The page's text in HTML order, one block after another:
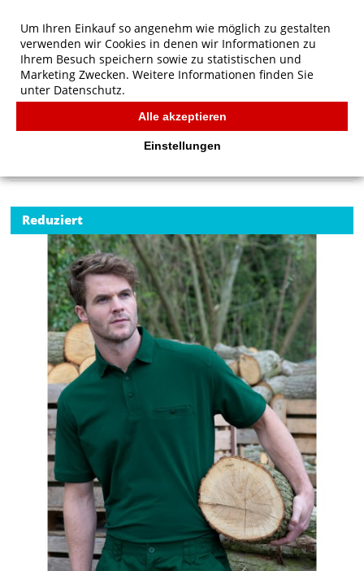
Result Work-Guard Apex Polo Shirt
Reduziert
Um Ihren Einkauf so angenehm wie möglich zu gestalten
verwenden wir Cookies in denen wir Informationen zu
Ihrem Besuch speichern sowie zu statistischen und
Marketing Zwecken. Weitere Informationen finden Sie
unter Datenschutz.
Alle akzeptieren
Einstellungen